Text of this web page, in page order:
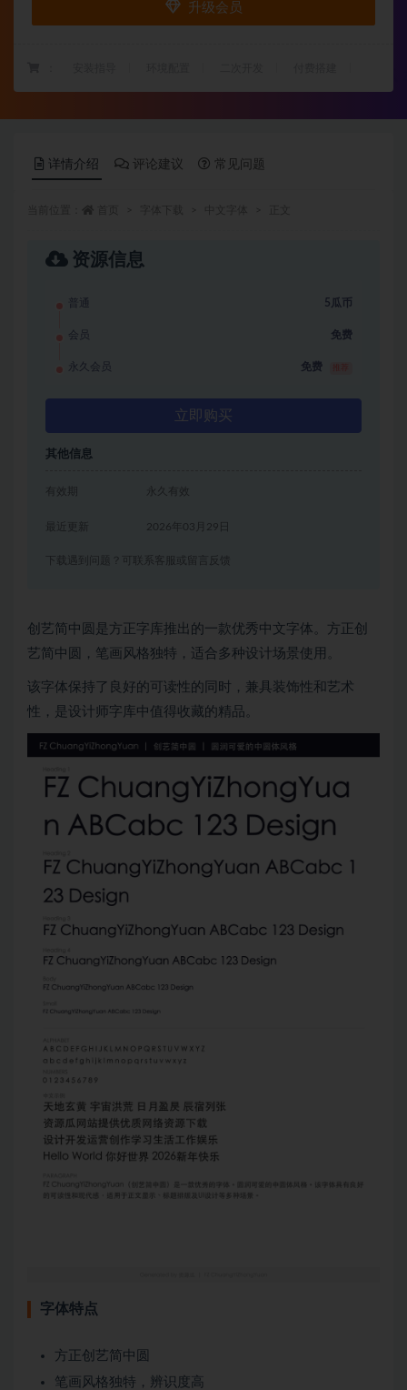
升级会员
详情介绍 评论建议 常见问题
资源信息
普通 5瓜币
会员 免费
永久会员 免费
立即购买
其他信息
有效期 永久有效
2026年03月29日
下载遇到问题？可联系客服或留言反馈
创艺简中圆是方正字库推出的一款优秀中文字体。方正创
艺简中圆，笔画风格独特，适合多种设计场景使用。
该字体保持了良好的可读性的同时，兼具装饰性和艺术
性，是设计师字库中值得收藏的精品。
字体特点
方正创艺简中圆
笔画风格独特，辨识度高